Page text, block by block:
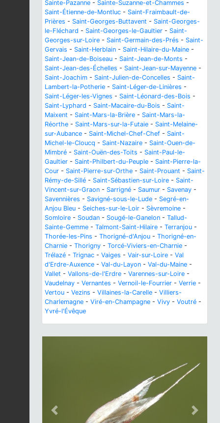
Sainte-Pazanne - Sainte-Suzanne-et-Chammes -
Saint-Étienne-de-Montluc - Saint-Fraimbault-de-
Prières - Saint-Georges-Buttavent - Saint-Georges-
le-Fléchard - Saint-Georges-le-Gaultier - Saint-
Georges-sur-Loire - Saint-Germain-des-Prés - Saint-
Gervais - Saint-Herblain - Saint-Hilaire-du-Maine -
Saint-Jean-de-Boiseau - Saint-Jean-de-Monts -
Saint-Jean-des-Échelles - Saint-Jean-sur-Mayenne -
Saint-Joachim - Saint-Julien-de-Concelles - Saint-
Lambert-la-Potherie - Saint-Léger-de-Linières -
Saint-Léger-les-Vignes - Saint-Léonard-des-Bois -
Saint-Lyphard - Saint-Macaire-du-Bois - Saint-
Maixent - Saint-Mars-la-Brière - Saint-Mars-la-
Réorthe - Saint-Mars-sur-la-Futaie - Saint-Melaine-
sur-Aubance - Saint-Michel-Chef-Chef - Saint-
Michel-le-Cloucq - Saint-Nazaire - Saint-Ouen-de-
Mimbré - Saint-Ouën-des-Toits - Saint-Paul-le-
Gaultier - Saint-Philbert-du-Peuple - Saint-Pierre-la-
Cour - Saint-Pierre-sur-Orthe - Saint-Prouant - Saint-
Rémy-de-Sillé - Saint-Sébastien-sur-Loire - Saint-
Vincent-sur-Graon - Sarrigné - Saumur - Savenay -
Savennières - Savigné-sous-le-Lude - Segré-en-
Anjou Bleu - Seiches-sur-le-Loir - Sèvremoine -
Somloire - Soudan - Sougé-le-Ganelon - Tallud-
Sainte-Gemme - Talmont-Saint-Hilaire - Terranjou -
Thorée-les-Pins - Thorigné-d'Anjou - Thorigné-en-
Charnie - Thorigny - Torcé-Viviers-en-Charnie -
Trélazé - Trignac - Vaiges - Vair-sur-Loire - Val
d'Erdre-Auxence - Val-du-Layon - Val-du-Maine -
Vallet - Vallons-de-l'Erdre - Varennes-sur-Loire -
Vaudelnay - Vernantes - Vernoil-le-Fourrier - Verrie -
Vertou - Vezins - Villaines-la-Carelle - Villiers-
Charlemagne - Viré-en-Champagne - Vivy - Voutré -
Yvré-l'Évêque
Previous Next